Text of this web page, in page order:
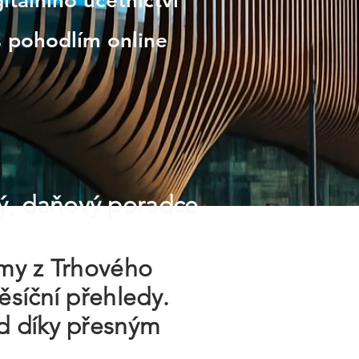
pohodlím online
daňový poradce
z Trhového
přehledy.
díky přesným